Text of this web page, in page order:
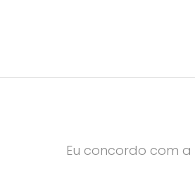
Eu concordo com a